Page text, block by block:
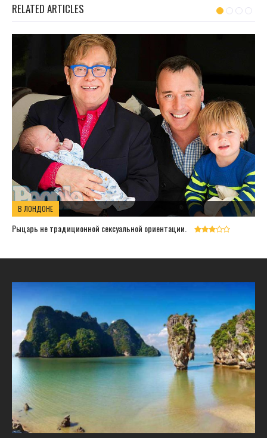
RELATED ARTICLES
В ЛОНДОНЕ
Рыцарь не традиционной сексуальной ориентации.